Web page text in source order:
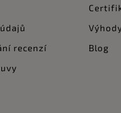
recenzí
Blog